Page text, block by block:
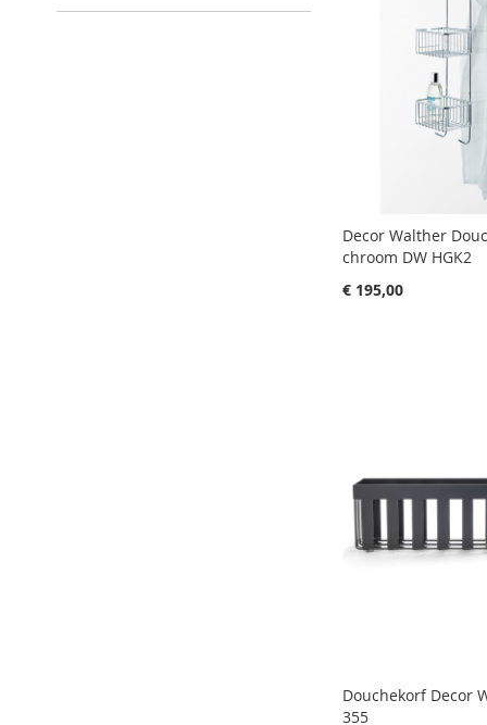
Decor Walther
chroom DW HGK2
€ 195,00
Douchekorf Decor
355